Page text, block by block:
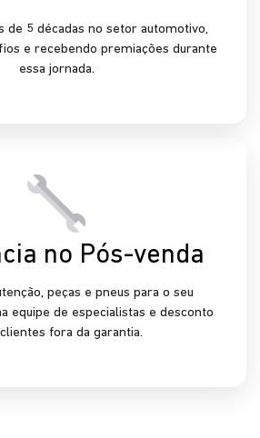
Conheça as vantagens